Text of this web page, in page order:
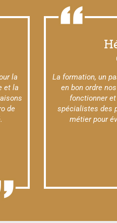
la
et la
de
La formation, un
en bon ordre
fonctionner
spécialistes des
métier pour